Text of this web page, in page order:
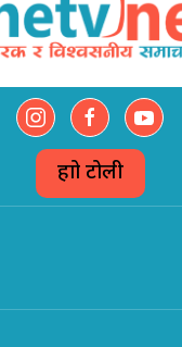
हाम्रो टोली